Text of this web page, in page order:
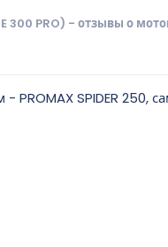
300 PRO) - отзывы о
SPIDER 250,